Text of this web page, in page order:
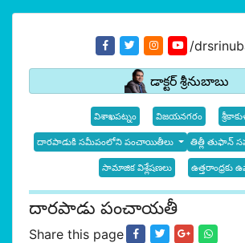
/
డాక్టర్ శ్రీనుబాబు
విశాఖపట్నం విజయనగరం
దారపాడుకి సమీపంలోని పంచాయితీలు తిత్లీ తుఫాన్
సామాజిక విశ్లేషణలు ఉత్తరాంధ్రకు
దారపాడు పంచాయతీ
Share this page